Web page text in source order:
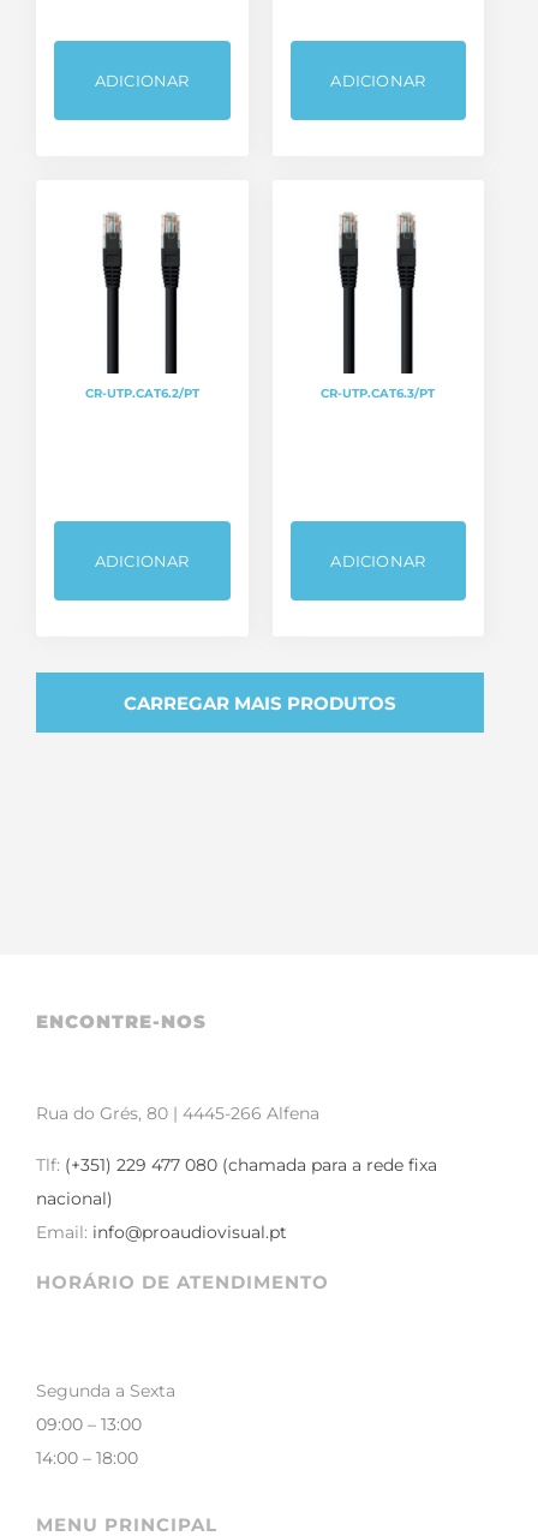
ADICIONAR ADICIONAR
CR-UTP.CAT6.2/PT
ADICIONAR
CR-UTP.CAT6.3/PT
ADICIONAR
CARREGAR MAIS PRODUTOS
ENCONTRE-NOS
Rua do Grés, 80 | 4445-266 Alfena
Tlf: (+351) 229 477 080 (chamada para a rede fixa
nacional)
Email: info@proaudiovisual.pt
HORÁRIO DE ATENDIMENTO
Segunda a Sexta
09:00 – 13:00
14:00 – 18:00
MENU PRINCIPAL